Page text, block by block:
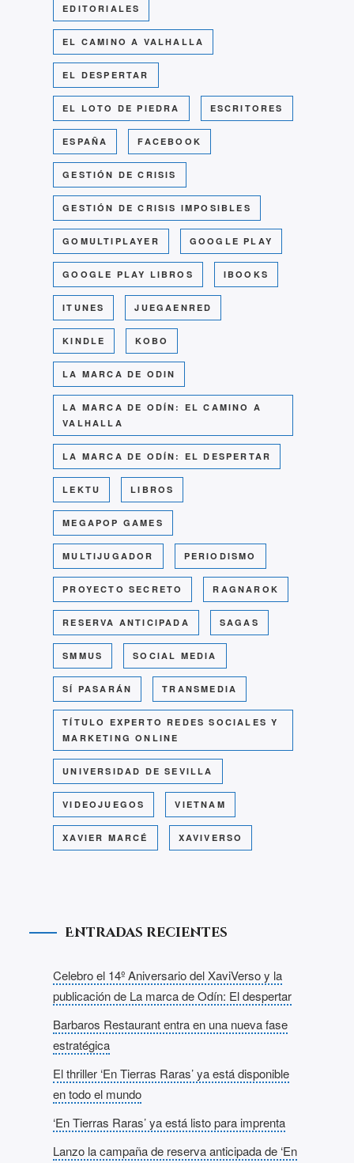
EDITORIALES
EL CAMINO A VALHALLA
EL DESPERTAR
EL LOTO DE PIEDRA ESCRITORES
ESPAÑA FACEBOOK
GESTIÓN DE CRISIS
GESTIÓN DE CRISIS IMPOSIBLES
GOMULTIPLAYER GOOGLE PLAY
GOOGLE PLAY LIBROS IBOOKS
ITUNES JUEGAENRED
KINDLE KOBO
LA MARCA DE ODIN
LA MARCA DE ODÍN: EL CAMINO A
VALHALLA
LA MARCA DE ODÍN: EL DESPERTAR
LEKTU LIBROS
MEGAPOP GAMES
MULTIJUGADOR PERIODISMO
PROYECTO SECRETO RAGNAROK
RESERVA ANTICIPADA SAGAS
SMMUS SOCIAL MEDIA
SÍ PASARÁN TRANSMEDIA
TÍTULO EXPERTO REDES SOCIALES Y
MARKETING ONLINE
UNIVERSIDAD DE SEVILLA
VIDEOJUEGOS VIETNAM
XAVIER MARCÉ XAVIVERSO
Entradas recientes
Celebro el 14º Aniversario del XaviVerso y la
publicación de La marca de Odín: El despertar
Barbaros Restaurant entra en una nueva fase
estratégica
El thriller ‘En Tierras Raras’ ya está disponible
en todo el mundo
‘En Tierras Raras’ ya está listo para imprenta
Lanzo la campaña de reserva anticipada de ‘En